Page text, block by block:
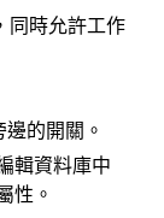
同時允許工作
邊的開關。
輯資料庫中
性。